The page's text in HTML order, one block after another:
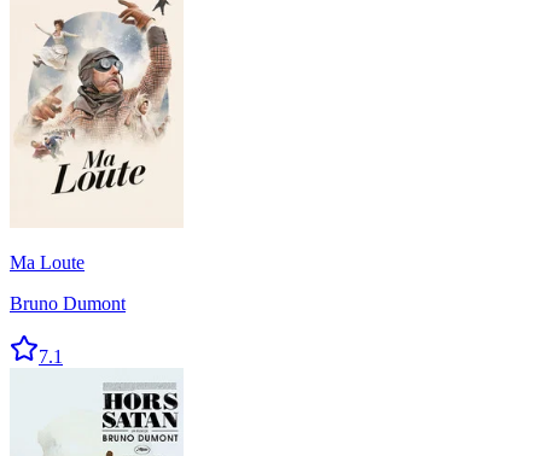
Ma Loute
Bruno Dumont
7.1